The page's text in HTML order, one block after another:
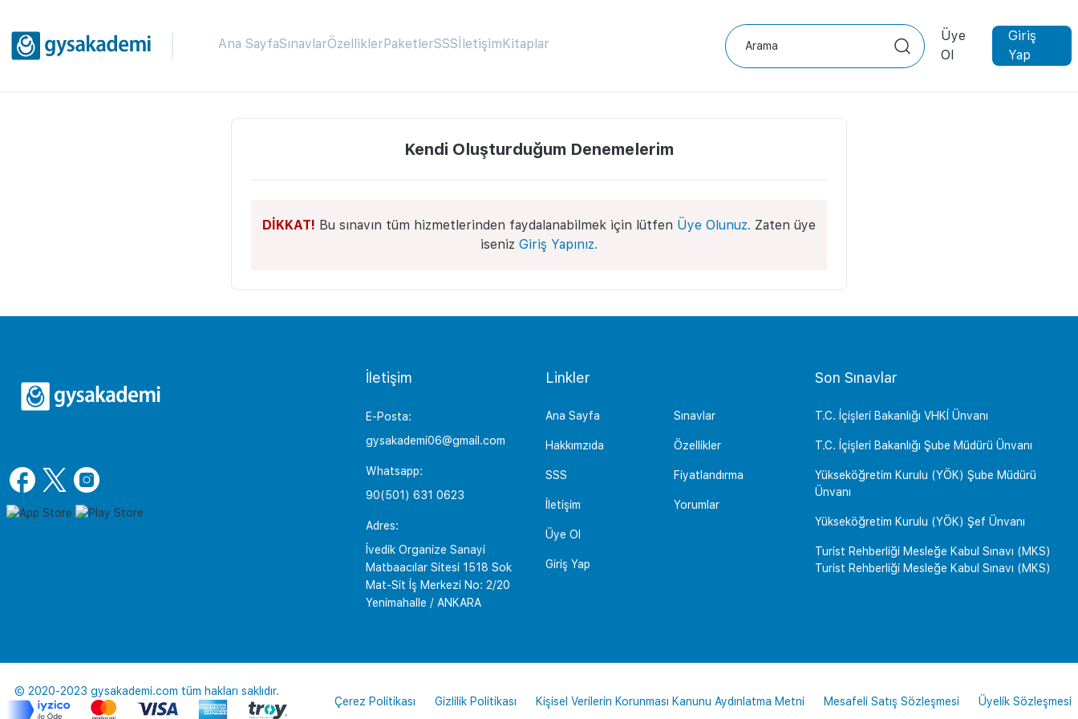
Ana SayfaSınavlarÖzelliklerPaketlerSSSİletişimKitaplar
Üye
Ol
Giriş
Yap
Kendi Oluşturduğum Denemelerim
DİKKAT! Bu sınavın tüm hizmetlerinden faydalanabilmek için lütfen Üye Olunuz. Zaten üye
iseniz Giriş Yapınız.
İletişim
E-Posta:
gysakademi06@gmail.com
Whatsapp:
90(501) 631 0623
Adres:
İvedik Organize Sanayi
Matbaacılar Sitesi 1518 Sok
Mat-Sit İş Merkezi No: 2/20
Yenimahalle / ANKARA
Linkler
Ana Sayfa
Hakkımzıda
SSS
İletişim
Üye Ol
Giriş Yap
Sınavlar
Özellikler
Fiyatlandırma
Yorumlar
Son Sınavlar
T.C. İçişleri Bakanlığı VHKİ Ünvanı
T.C. İçişleri Bakanlığı Şube Müdürü Ünvanı
Yükseköğretim Kurulu (YÖK) Şube Müdürü
Ünvanı
Yükseköğretim Kurulu (YÖK) Şef Ünvanı
Turist Rehberliği Mesleğe Kabul Sınavı (MKS)
Turist Rehberliği Mesleğe Kabul Sınavı (MKS)
© 2020-2023 gysakademi.com tüm hakları saklıdır.
Çerez Politikası
Gizlilik Politikası Kişisel Verilerin Korunması Kanunu Aydınlatma Metni Mesafeli Satış Sözleşmesi Üyelik Sözleşmesi